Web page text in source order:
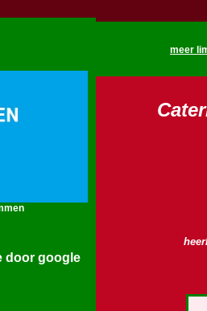
door google
meer